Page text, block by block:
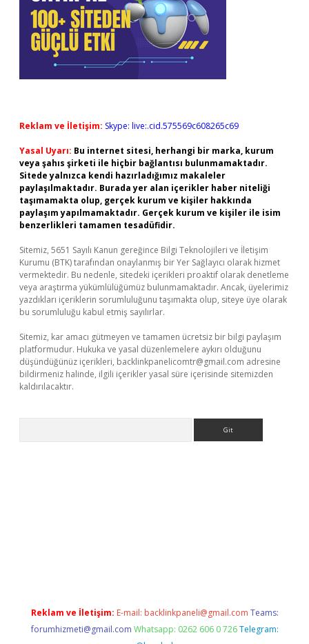
Reklam ve İletişim: Skype: live:.cid.575569c608265c69
Yasal Uyarı: Bu internet sitesi, herhangi bir marka, kurum
veya şahıs şirketi ile hiçbir bağlantısı bulunmamaktadır.
Sitede yalnızca kendi hazırladığımız makaleler
paylaşılmaktadır. Burada yer alan içerikler haber niteliği
taşımamakta olup, gerçek kurum ve kişiler hakkında
paylaşım yapılmamaktadır. Gerçek kurum ve kişiler ile isim
benzerlikleri tamamen tesadüfidir.
Sitemiz, 5651 Sayılı Kanun gereğince Bilgi Teknolojileri ve İletişim
Kurumu (BTK) tarafından onaylanmış bir Yer Sağlayıcı olarak hizmet
vermektedir. Bu nedenle, sitedeki içerikleri proaktif olarak denetleme
veya araştırma yükümlülüğümüz bulunmamaktadır. Ancak, üyelerimiz
yazdıkları içeriklerin sorumluluğunu taşımakta olup, siteye üye olarak
bu sorumluluğu kabul etmiş sayılırlar.
Sitemiz, kar amacı gütmeyen ve tamamen ücretsiz bir bilgi paylaşım
platformudur. Hukuka ve yasal düzenlemelere aykırı olduğunu
düşündüğünüz içerikleri, backlinkpanelicomtr@gmail.com adresine
bildirmeniz halinde, ilgili içerikler yasal süre içerisinde sitemizden
kaldırılacaktır.
Reklam ve İletişim: E-mail: backlinkpaneli@gmail.com Teams:
forumhizmeti@gmail.com Whatsapp: 0262 606 0 726 Telegram: